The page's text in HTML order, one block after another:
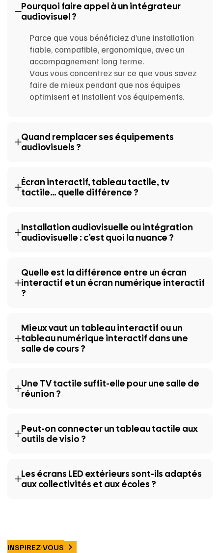
Pourquoi faire appel à un intégrateur
audiovisuel ?
Parce que vous bénéficiez d’une installation
fiable, compatible, ergonomique, avec un
accompagnement long terme.
Vous vous concentrez sur ce que vous savez
faire de mieux pendant que nos équipes
optimisent et installent vos équipements.
Quand remplacer ses équipements
audiovisuels ?
Écran interactif, tableau tactile, tv
tactile… quelle différence ?
Installation audiovisuelle ou intégration
audiovisuelle : c’est quoi la nuance ?
Quelle est la différence entre un écran
interactif et un écran numérique interactif
?
Mieux vaut un tableau interactif ou un
tableau numérique interactif dans une
salle de cours ?
Une TV tactile suffit-elle pour une salle de
réunion ?
Peut-on connecter un tableau tactile aux
outils de visio ?
Les écrans LED extérieurs sont-ils adaptés
aux collectivités et aux écoles ?
INSPIREZ-VOUS